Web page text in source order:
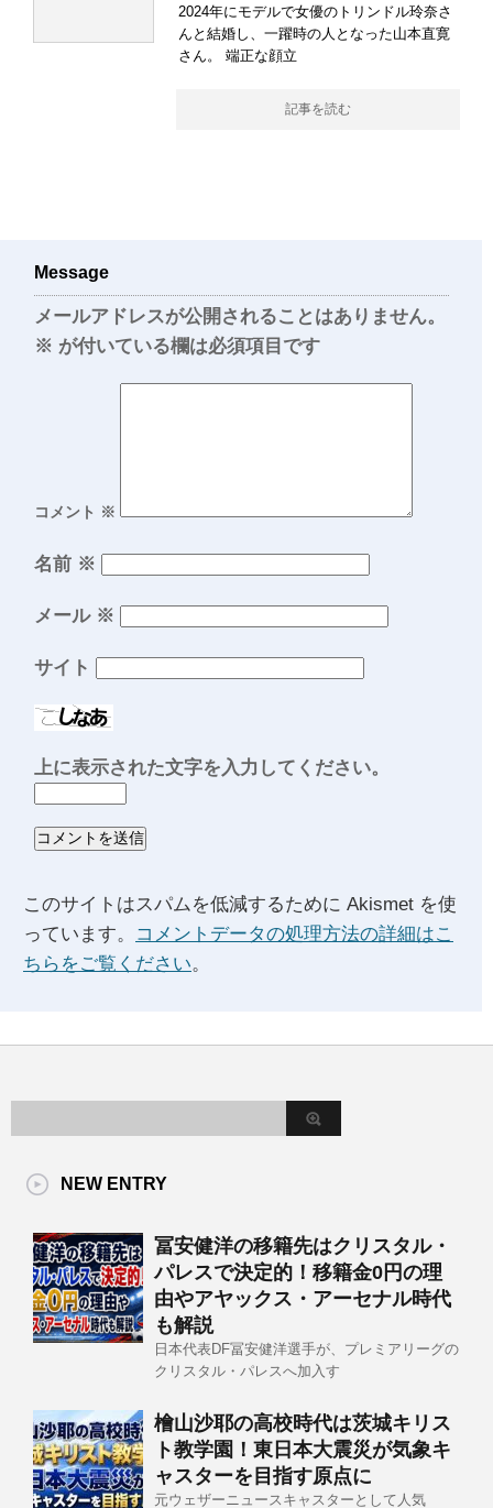
2024年にモデルで女優のトリンドル玲奈さ
んと結婚し、一躍時の人となった山本直寛
さん。 端正な顔立
記事を読む
Message
メールアドレスが公開されることはありません。
※ が付いている欄は必須項目です
コメント ※
名前 ※
メール ※
サイト
上に表示された文字を入力してください。
このサイトはスパムを低減するために Akismet を使
っています。
コメントデータの処理方法の詳細はこ
ちらをご覧ください。
NEW ENTRY
冨安健洋の移籍先はクリスタル・
パレスで決定的！移籍金0円の理
由やアヤックス・アーセナル時代
も解説
日本代表DF冨安健洋選手が、プレミアリーグの
クリスタル・パレスへ加入す
檜山沙耶の高校時代は茨城キリス
ト教学園！東日本大震災が気象キ
ャスターを目指す原点に
元ウェザーニュースキャスターとして人気